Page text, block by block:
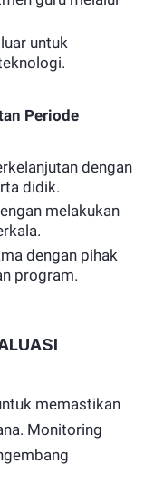
untuk
Periode
dengan
didik.
melakukan
dengan pihak
program.
memastikan
Monitoring